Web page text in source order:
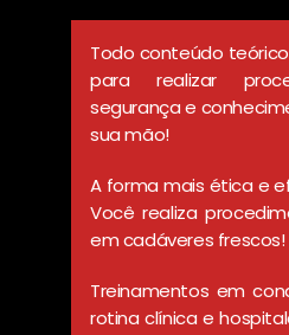
Todo conteúdo
para realizar
segurança e
sua mão!
A forma mais ética e
Você realiza
em cadáveres frescos!
Treinamentos em
rotina clínica e